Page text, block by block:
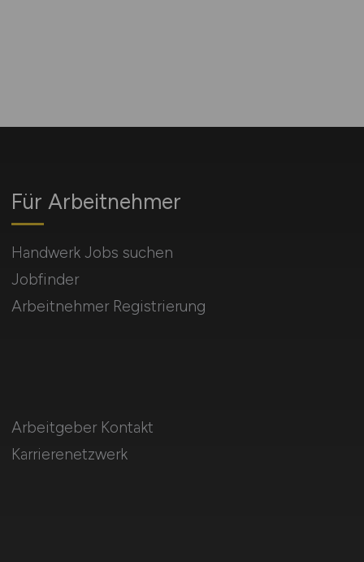
Für Arbeitnehmer
Handwerk Jobs suchen
Jobfinder
Arbeitnehmer Registrierung
Arbeitgeber Kontakt
Karrierenetzwerk